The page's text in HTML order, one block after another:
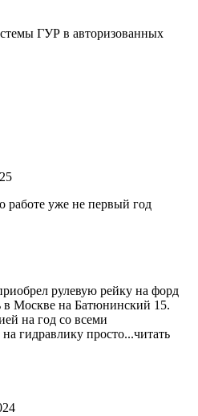
ГУР в авторизованных
уже не первый год
рулевую рейку на форд
в Москве на Батюнинский 15.
на год со всеми
гидравлику просто...читать